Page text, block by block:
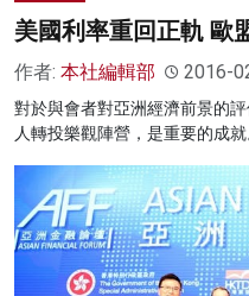
美國利率重回正軌 歐
作者: 本社編輯部 2016-
對於與會者對亞洲經濟前景的
人轉投樂觀陣營，是重要的成就